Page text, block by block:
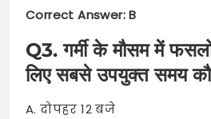
Correct Answer: B
Q3. गर्मी के मौसम में
लिए सबसे उपयुक्त समय
A. दोपहर 12 बजे